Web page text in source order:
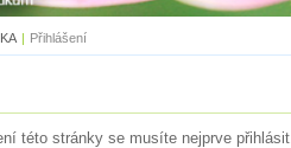
| Přihlášení
této stránky se musíte nejprve přihlásit.